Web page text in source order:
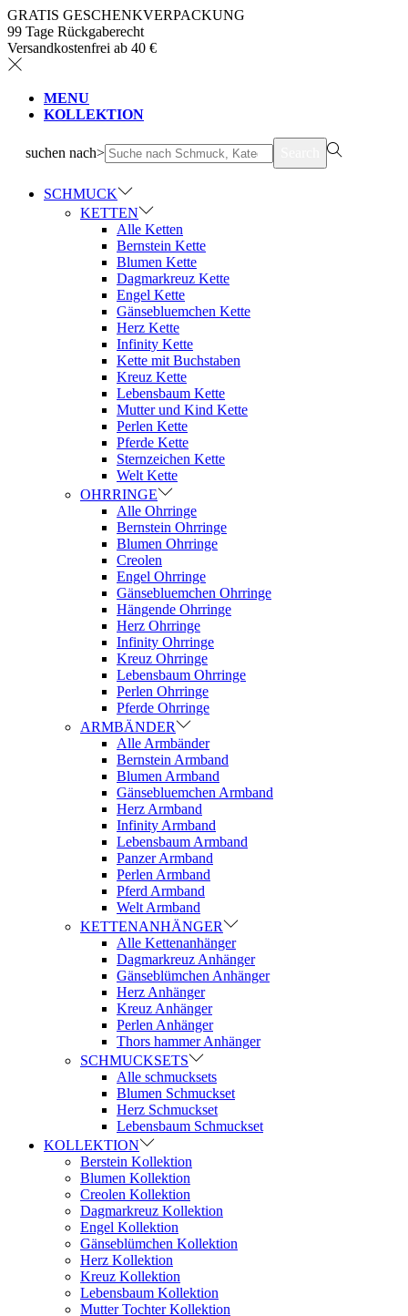
GRATIS GESCHENKVERPACKUNG
99 Tage Rückgaberecht
Versandkostenfrei ab 40 €
MENU
KOLLEKTION
suchen nach>
SCHMUCK
KETTEN
Alle Ketten
Bernstein Kette
Blumen Kette
Dagmarkreuz Kette
Engel Kette
Gänsebluemchen Kette
Herz Kette
Infinity Kette
Kette mit Buchstaben
Kreuz Kette
Lebensbaum Kette
Mutter und Kind Kette
Perlen Kette
Pferde Kette
Sternzeichen Kette
Welt Kette
OHRRINGE
Alle Ohrringe
Bernstein Ohrringe
Blumen Ohrringe
Creolen
Engel Ohrringe
Gänsebluemchen Ohrringe
Hängende Ohrringe
Herz Ohrringe
Infinity Ohrringe
Kreuz Ohrringe
Lebensbaum Ohrringe
Perlen Ohrringe
Pferde Ohrringe
ARMBÄNDER
Alle Armbänder
Bernstein Armband
Blumen Armband
Gänsebluemchen Armband
Herz Armband
Infinity Armband
Lebensbaum Armband
Panzer Armband
Perlen Armband
Pferd Armband
Welt Armband
KETTENANHÄNGER
Alle Kettenanhänger
Dagmarkreuz Anhänger
Gänseblümchen Anhänger
Herz Anhänger
Kreuz Anhänger
Perlen Anhänger
Thors hammer Anhänger
SCHMUCKSETS
Alle schmucksets
Blumen Schmuckset
Herz Schmuckset
Lebensbaum Schmuckset
KOLLEKTION
Berstein Kollektion
Blumen Kollektion
Creolen Kollektion
Dagmarkreuz Kollektion
Engel Kollektion
Gänseblümchen Kollektion
Herz Kollektion
Kreuz Kollektion
Lebensbaum Kollektion
Mutter Tochter Kollektion